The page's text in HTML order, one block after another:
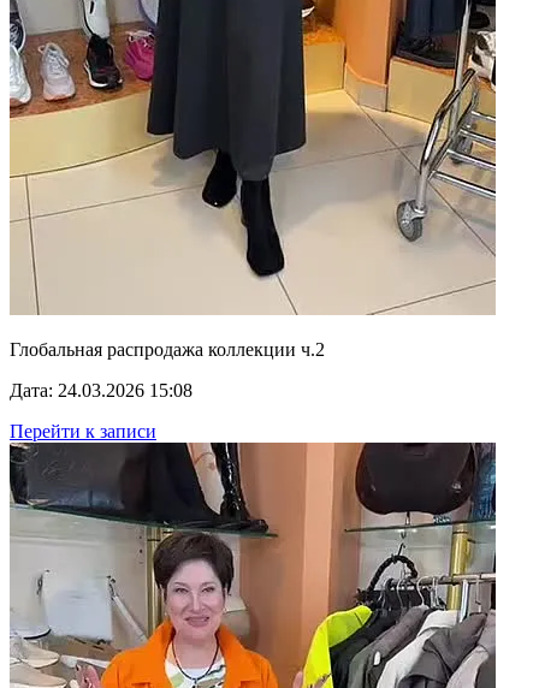
Глобальная распродажа коллекции ч.2
Дата: 24.03.2026 15:08
Перейти к записи